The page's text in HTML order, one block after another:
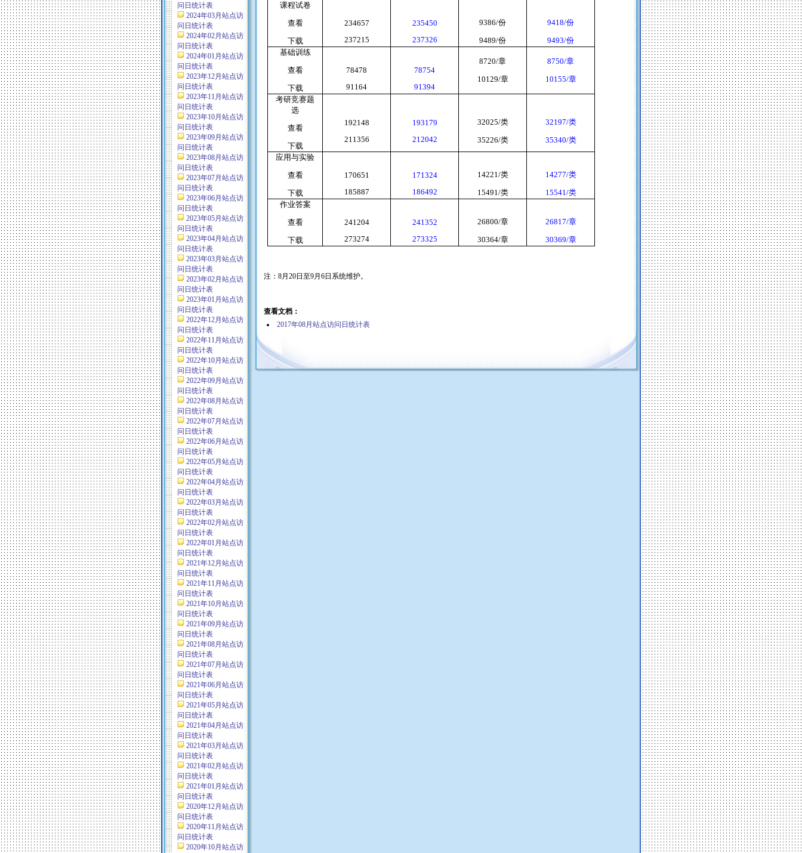
问日统计表
2024年03月站点访
问日统计表
2024年02月站点访
问日统计表
2024年01月站点访
问日统计表
2023年12月站点访
问日统计表
2023年11月站点访
问日统计表
2023年10月站点访
问日统计表
2023年09月站点访
问日统计表
2023年08月站点访
问日统计表
2023年07月站点访
问日统计表
2023年06月站点访
问日统计表
2023年05月站点访
问日统计表
2023年04月站点访
问日统计表
2023年03月站点访
问日统计表
2023年02月站点访
问日统计表
2023年01月站点访
问日统计表
2022年12月站点访
问日统计表
2022年11月站点访
问日统计表
2022年10月站点访
问日统计表
2022年09月站点访
问日统计表
2022年08月站点访
问日统计表
2022年07月站点访
问日统计表
2022年06月站点访
问日统计表
2022年05月站点访
问日统计表
2022年04月站点访
问日统计表
2022年03月站点访
问日统计表
2022年02月站点访
问日统计表
2022年01月站点访
问日统计表
2021年12月站点访
问日统计表
2021年11月站点访
问日统计表
2021年10月站点访
问日统计表
2021年09月站点访
问日统计表
2021年08月站点访
问日统计表
2021年07月站点访
问日统计表
2021年06月站点访
问日统计表
2021年05月站点访
问日统计表
2021年04月站点访
问日统计表
2021年03月站点访
问日统计表
2021年02月站点访
问日统计表
2021年01月站点访
问日统计表
2020年12月站点访
问日统计表
2020年11月站点访
问日统计表
2020年10月站点访
课程试卷
查看
下载
234657
237215
235450
237326
9386/份
9489/份
9418/份
9493/份
基础训练
查看
下载
78478
91164
78754
91394
8720/章
10129/章
8750/章
10155/章
考研竞赛题
选
查看
下载
192148
211356
193179
212042
32025/类
35226/类
32197/类
35340/类
应用与实验
查看
下载
170651
185887
171324
186492
14221/类
15491/类
14277/类
15541/类
作业答案
查看
下载
241204
273274
241352
273325
26800/章
30364/章
26817/章
30369/章
注： 8月 20日至9月 6日系统维护。
查看文档：
2017年08月站点访问日统计表